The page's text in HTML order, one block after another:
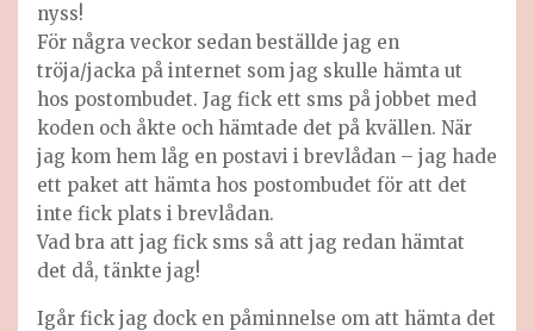
nyss!
För några veckor sedan beställde jag en
tröja/jacka på internet som jag skulle hämta ut
hos postombudet. Jag fick ett sms på jobbet med
koden och åkte och hämtade det på kvällen. När
jag kom hem låg en postavi i brevlådan – jag hade
ett paket att hämta hos postombudet för att det
inte fick plats i brevlådan.
Vad bra att jag fick sms så att jag redan hämtat
det då, tänkte jag!
Igår fick jag dock en påminnelse om att hämta det